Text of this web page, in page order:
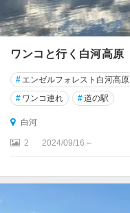
ワンコと行く白河高原
# エンゼルフォレスト白河高原
# ワンコ連れ #道の駅
白河
2 2024/09/16～